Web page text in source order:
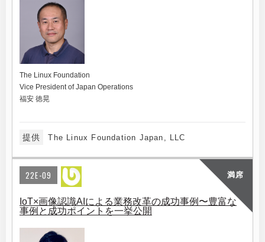
The Linux Foundation
Vice President of Japan Operations
福安 徳晃
提供 The Linux Foundation Japan, LLC
満席
22E-09
IoT×画像認識AIによる業務改革の成功事例〜豊富な
事例と成功ポイントを一挙公開